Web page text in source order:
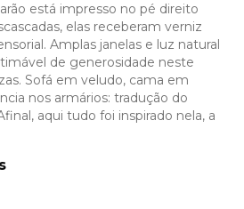
está impresso no pé direito
elas receberam verniz
Amplas janelas e luz natural
de generosidade neste
Sofá em veludo, cama em
nos armários: tradução do
aqui tudo foi inspirado nela, a